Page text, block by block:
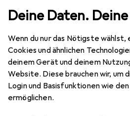
Deine Daten.
Wenn du nur das Nötigste
Cookies und ähnlichen
deinem Gerät und deinem
Website. Diese brauchen wir, um
Login und Basisfunktionen wie
ermöglichen.
Calima CAMPING EQUIPMENT
8 Bilder
Calima CAMPING
Campinghocker
EUR
17,02